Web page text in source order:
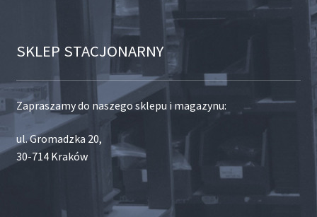
SKLEP STACJONARNY
Zapraszamy do naszego sklepu i magazynu:
ul. Gromadzka 20,
30-714 Kraków